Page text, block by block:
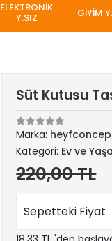
ELEKTRONİK
Y.SIZ GİYİM
Süt Kutusu
Marka:
Kategori: Ev ve
220,00 TL
Sepetteki Fiyat